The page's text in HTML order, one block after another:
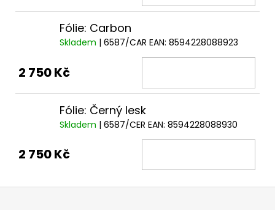
Fólie: Carbon
Skladem | 6587/CAR EAN: 8594228088923
2 750 Kč
Fólie: Černý lesk
Skladem | 6587/CER EAN: 8594228088930
2 750 Kč